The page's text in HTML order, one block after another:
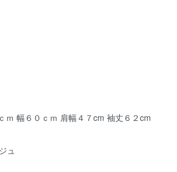
ｍ 幅６０ｃｍ 肩幅４７cm 袖丈６２cm
ュ